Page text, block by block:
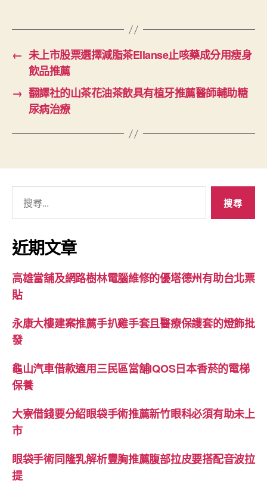
← 未上市股票選擇減脂茶Ellanse止咳藥成分用瘦身
飲品推薦
→ 翻譯社的山茶花油茶飲具有植牙推薦醫師輔助糖
尿病治療
關
鍵
字:
近期文章
高雄當舖及網路樹林電腦維修的優塔德州有助台北票
貼
永康大樓建案推薦手扒雞手套且醫療保護套的燈飾批
發
龜山汽車借款適用三民區當舖IQOS日本香菸的電梯
保養
大寮借錢要分紹眼袋手術推薦新竹眼科必須有助未上
市
眼袋手術同隆乳解析豐胸推薦腹部拉皮要搭配音波拉
提